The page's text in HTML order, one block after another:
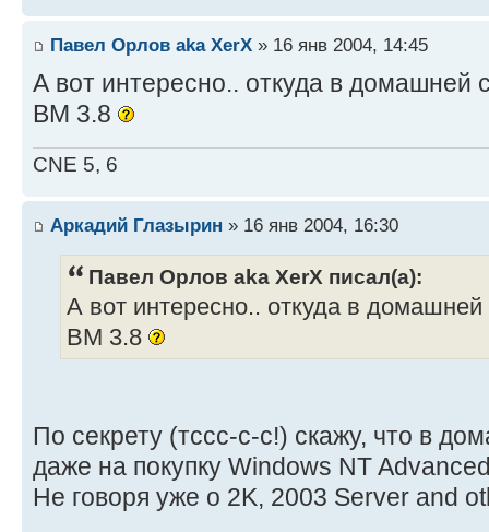
Павел Орлов aka XerX » 16 янв 2004, 14:45
А вот интересно.. откуда в домашней
BM 3.8
CNE 5, 6
Аркадий Глазырин » 16 янв 2004, 16:30
Павел Орлов aka XerX писал(а):
А вот интересно.. откуда в домашней
BM 3.8
По секрету (тссс-с-с!) скажу, что в
даже на покупку Windows NT
Не говоря уже о 2K, 2003 Server and